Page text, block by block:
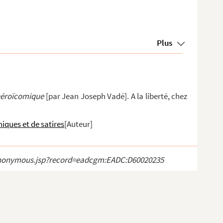
Plus
[par Jean Joseph Vadé]. A la liberté, chez
et de satires[Auteur]